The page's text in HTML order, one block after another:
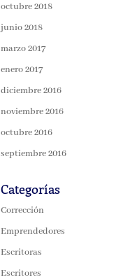
octubre 2018
junio 2018
marzo 2017
enero 2017
diciembre 2016
noviembre 2016
octubre 2016
septiembre 2016
Categorías
Corrección
Emprendedores
Escritoras
Escritores